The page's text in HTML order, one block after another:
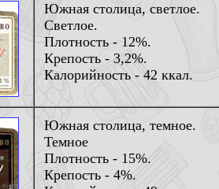
Южная столица, светлое.
Светлое.
Плотность - 12%.
Крепость - 3,2%.
Калорийность - 42 ккал.
Южная столица, темное.
Темное
Плотность - 15%.
Крепость - 4%.